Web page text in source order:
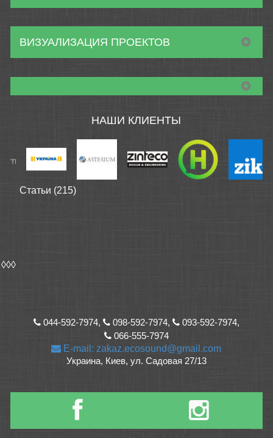
ВИЗУАЛИЗАЦИЯ ПРОЕКТОВ
НАШИ КЛИЕНТЫ
Статьи (215)
◊◊◊
044-592-7974, 098-592-7974,
093-592-7974,
066-555-7974
E-mail: zakaz.ecosound@gmail.com
Украина, Киев, ул. Садовая 27/13